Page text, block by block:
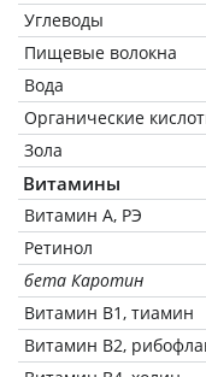
Углеводы
Пищевые волокна
Вода
Органические
Зола
Витамины
Витамин А, РЭ
Ретинол
бета Каротин
Витамин В1, тиамин
Витамин В2,